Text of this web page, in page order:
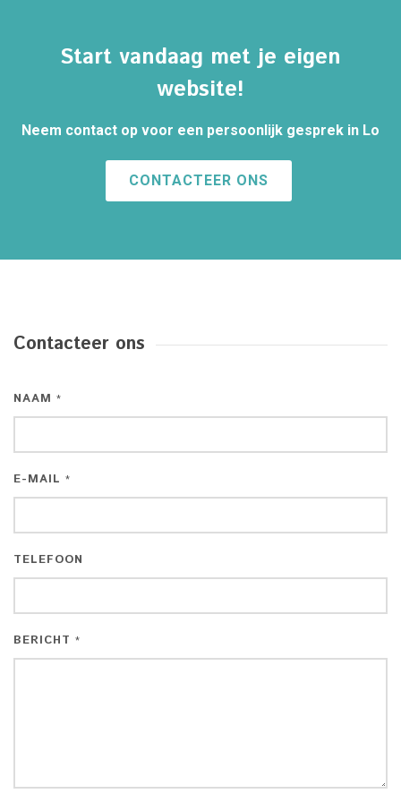
Start vandaag met je eigen
website!
Neem contact op voor een persoonlijk gesprek in Lo
CONTACTEER ONS
Contacteer ons
NAAM *
E-MAIL *
TELEFOON
BERICHT *